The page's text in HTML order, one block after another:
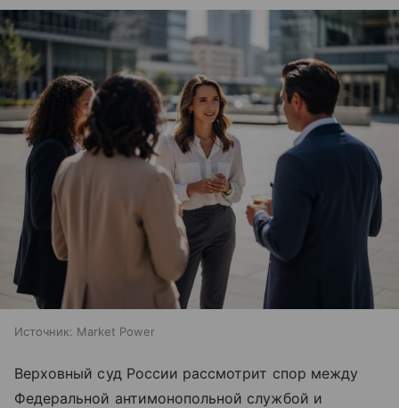
Источник: Market Power
Верховный суд России рассмотрит спор между
Федеральной антимонопольной службой и